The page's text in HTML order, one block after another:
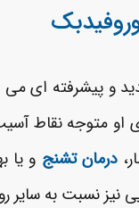
و پیشرفته ای می
او متوجه نقاط
درمان تشنج و یا
نیز نسبت به سایر